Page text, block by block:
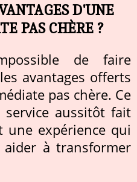
D'UNE
PAS CHÈRE ?
de faire
avantages offerts
pas chère. Ce
aussitôt fait
une expérience qui
à transformer